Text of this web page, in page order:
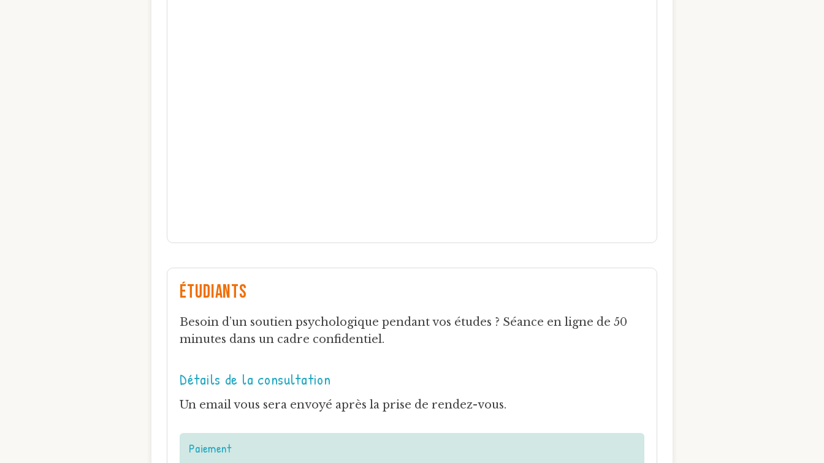
Étudiants
Besoin d’un soutien psychologique pendant vos études ? Séance en ligne de 50
minutes dans un cadre confidentiel.
Détails de la consultation
Un email vous sera envoyé après la prise de rendez-vous.
Paiement